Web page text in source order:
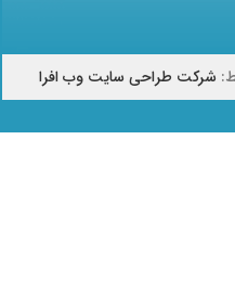
شرکت طراحی سایت وب افرا